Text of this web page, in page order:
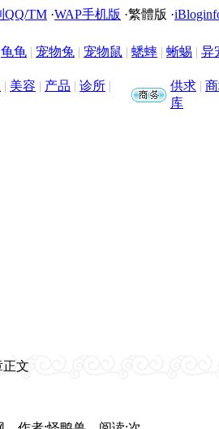
QQ/TM ·WAP手机版 ·繁體版 ·
龟龟 | 宠物兔 | 宠物鼠 | 蟋蟀 | 蜥蜴 | 异
| 美容 | 产品 | 诊所 |
供求 |
库
正文